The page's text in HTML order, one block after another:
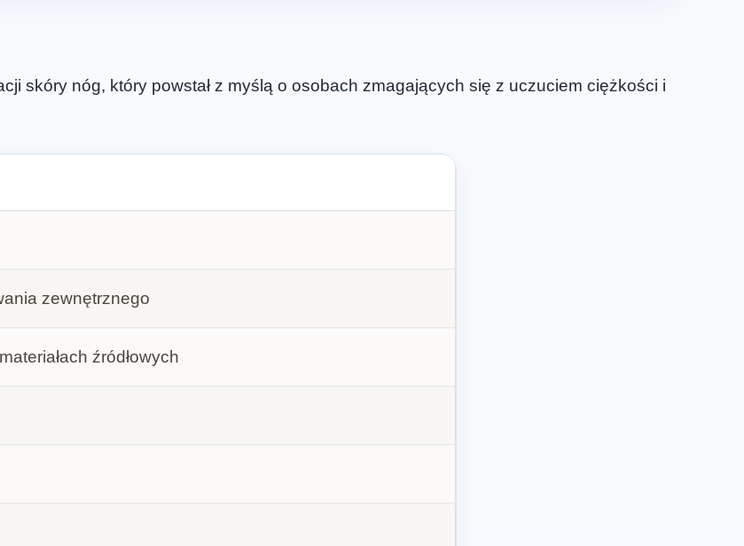
skóry nóg, który powstał z myślą o osobach zmagających się z uczuciem ciężkości i
zewnętrznego
źródłowych